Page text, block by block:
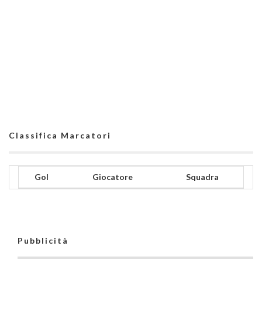
Classifica Marcatori
Gol Giocatore Squadra
Pubblicità